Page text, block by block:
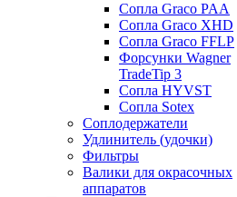
Сопла Graco PAA
Сопла Graco XHD
Сопла Graco FFLP
Форсунки Wagner
TradeTip 3
Сопла HYVST
Сопла Sotex
Соплодержатели
Удлинитель (удочки)
Фильтры
Валики для окрасочных
аппаратов